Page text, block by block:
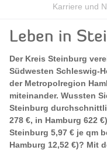
Karriere und
Leben in
Der Kreis Steinburg
Südwesten Schleswig-
der Metropolregion
miteinander. Wussten
Steinburg
278 €, in Hamburg 622
Steinburg 5,97 € je qm
Hamburg 12,52 €)? Mit